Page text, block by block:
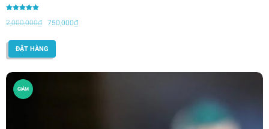
hạng
5.00
2,000,000₫
Giá
là:
2,000,000₫.
750,000₫Giá
750,000₫.
ĐẶT HÀNG
GIẢM